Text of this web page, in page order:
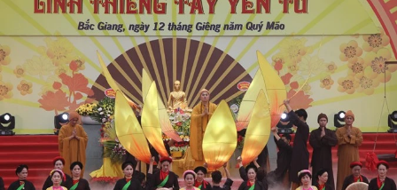
GIÁO DỤC
Y TẾ
KHOA HỌC - CÔNG NGHỆ
MÔI TRƯỜNG